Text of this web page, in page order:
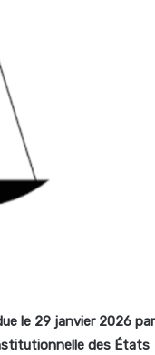
le 29 janvier 2026 par
des États